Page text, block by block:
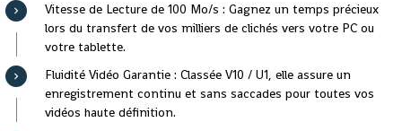
Vitesse de Lecture de 100 Mo/s : Gagnez un temps précieux
lors du transfert de vos milliers de clichés vers votre PC ou
votre tablette.
Fluidité Vidéo Garantie : Classée V10 / U1, elle assure un
enregistrement continu et sans saccades pour toutes vos
vidéos haute définition.